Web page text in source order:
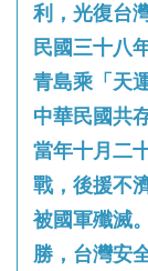
利，光復台灣
民國三十八
青島乘「天
中華民國共
當年十月二
戰，後援不
被國軍殲滅
勝，台灣安